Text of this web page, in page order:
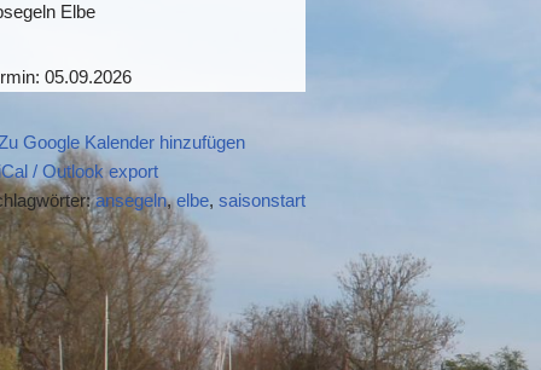
Elbe
05.09.2026
Google Kalender hinzufügen
/ Outlook export
ansegeln,elbe, saisonstart